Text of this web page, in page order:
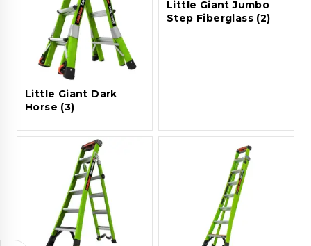
Little Giant Dark
Horse (3)
Little Giant Jumbo
Step Fiberglass (2)